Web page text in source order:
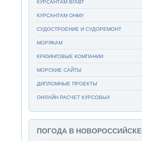
КУРСАНТАМ ВГАВТ
КУРСАНТАМ ОНМУ
СУДОСТРОЕНИЕ И СУДОРЕМОНТ
МОРЯКАМ
КРЮИНГОВЫЕ КОМПАНИИ
МОРСКИЕ САЙТЫ
ДИПЛОМНЫЕ ПРОЕКТЫ
ОНЛАЙН РАСЧЕТ КУРСОВЫХ
ПОГОДА В НОВОРОССИЙСКЕ